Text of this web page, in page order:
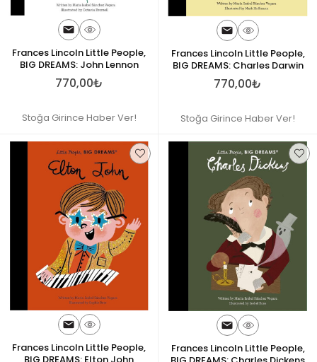
Frances Lincoln Little People,
BIG DREAMS: John Lennon
770,00₺
Stoğa Girince Haber Ver!
Frances Lincoln Little People,
BIG DREAMS: Charles Darwin
770,00₺
Stoğa Girince Haber Ver!
Frances Lincoln Little People,
Frances Lincoln Little People,